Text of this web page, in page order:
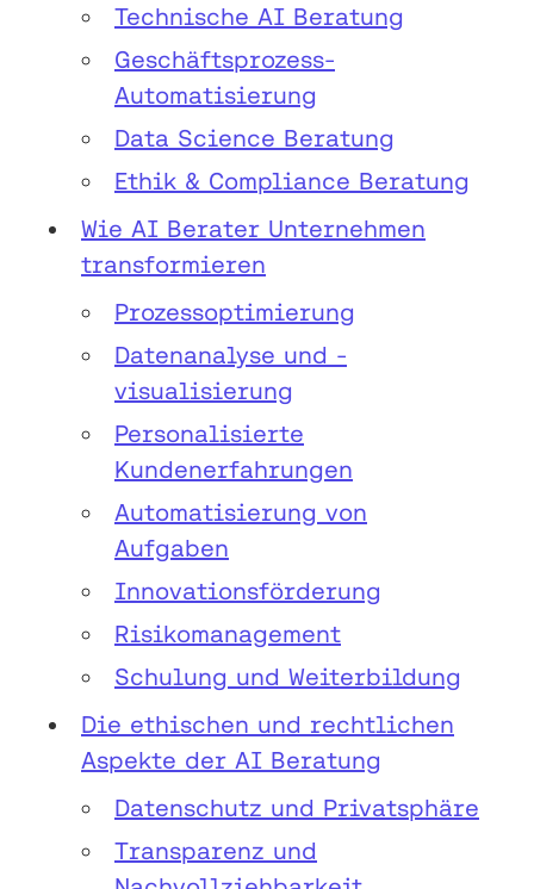
Technische AI Beratung
Geschäftsprozess-
Automatisierung
Data Science Beratung
Ethik & Compliance Beratung
Wie AI Berater Unternehmen
transformieren
Prozessoptimierung
Datenanalyse und -
visualisierung
Personalisierte
Kundenerfahrungen
Automatisierung von
Aufgaben
Innovationsförderung
Risikomanagement
Schulung und Weiterbildung
Die ethischen und rechtlichen
Aspekte der AI Beratung
Datenschutz und Privatsphäre
Transparenz und